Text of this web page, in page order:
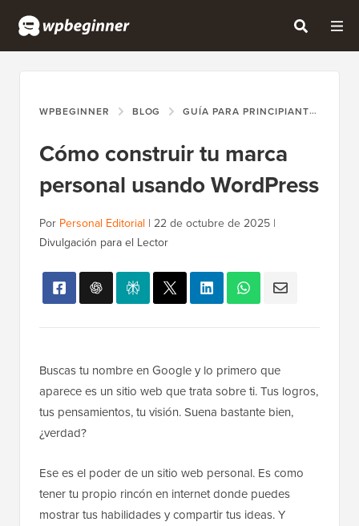
WPBEGINNER BLOG GUÍA PARA PRINCIPIANTES
Cómo construir tu marca
personal usando WordPress
Por Personal Editorial | 22 de octubre de 2025 |
Divulgación para el Lector
Buscas tu nombre en Google y lo primero que
aparece es un sitio web que trata sobre ti. Tus logros,
tus pensamientos, tu visión. Suena bastante bien,
¿verdad?
Ese es el poder de un sitio web personal. Es como
tener tu propio rincón en internet donde puedes
mostrar tus habilidades y compartir tus ideas. Y